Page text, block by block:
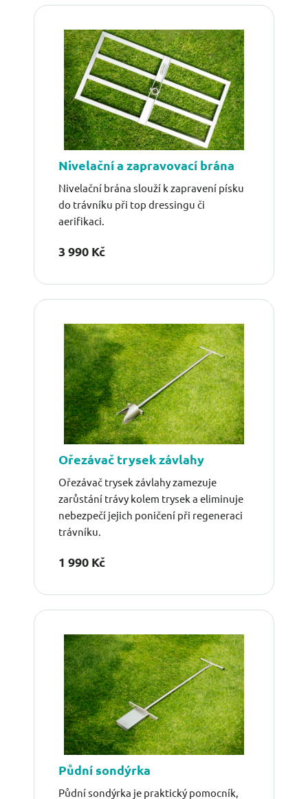
Nivelační a zapravovací brána
Nivelační brána slouží k zapravení písku
do trávníku při top dressingu či
aerifikaci.
3 990 Kč
Ořezávač trysek závlahy
Ořezávač trysek závlahy zamezuje
zarůstání trávy kolem trysek a eliminuje
nebezpečí jejich poničení při regeneraci
trávníku.
1 990 Kč
Půdní sondýrka
Půdní sondýrka je praktický pomocník,